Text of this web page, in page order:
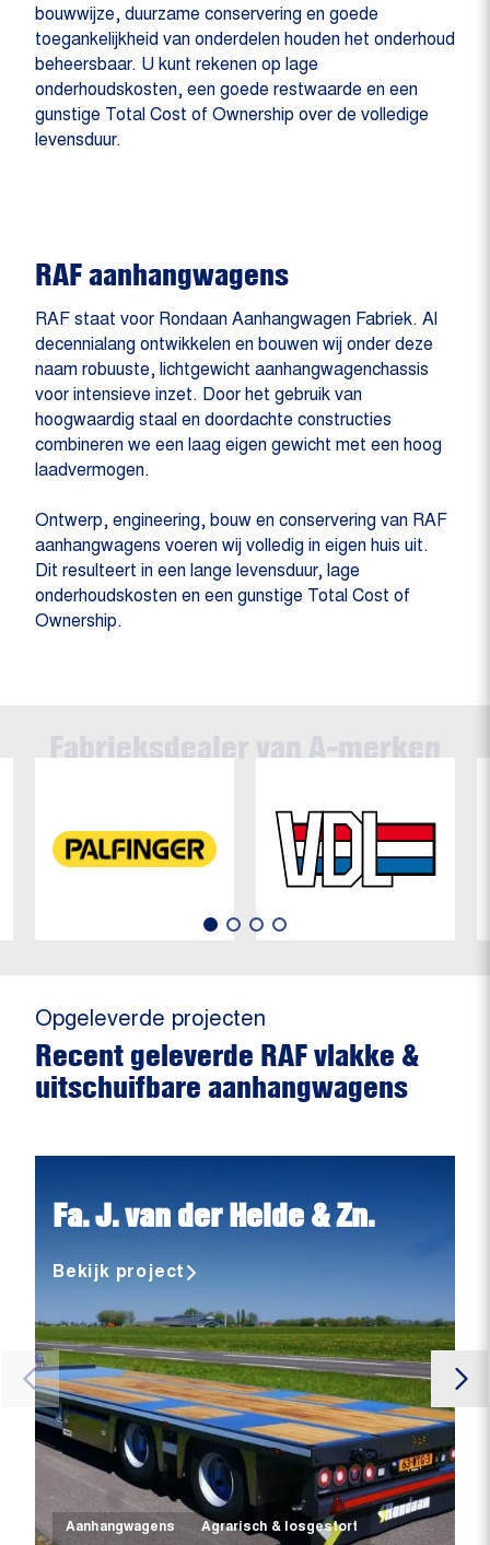
bouwwijze, duurzame conservering en goede
toegankelijkheid van onderdelen houden het onderhoud
beheersbaar. U kunt rekenen op lage
onderhoudskosten, een goede restwaarde en een
gunstige Total Cost of Ownership over de volledige
levensduur.
RAF aanhangwagens
RAF staat voor Rondaan Aanhangwagen Fabriek. Al
decennialang ontwikkelen en bouwen wij onder deze
naam robuuste, lichtgewicht aanhangwagenchassis
voor intensieve inzet. Door het gebruik van
hoogwaardig staal en doordachte constructies
combineren we een laag eigen gewicht met een hoog
laadvermogen.
Ontwerp, engineering, bouw en conservering van RAF
aanhangwagens voeren wij volledig in eigen huis uit.
Dit resulteert in een lange levensduur, lage
onderhoudskosten en een gunstige Total Cost of
Ownership.
Opgeleverde projecten
Recent geleverde RAF vlakke &
uitschuifbare aanhangwagens
Aanhangwagens Agrarisch & losgestort
Fa. J. van der Heide & Zn.
Bekijk project